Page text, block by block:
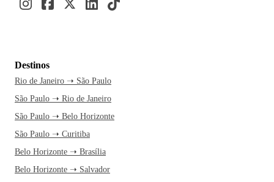
Destinos
Rio de Janeiro ➝ São Paulo
São Paulo ➝ Rio de Janeiro
São Paulo ➝ Belo Horizonte
São Paulo ➝ Curitiba
Belo Horizonte ➝ Brasília
Belo Horizonte ➝ Salvador